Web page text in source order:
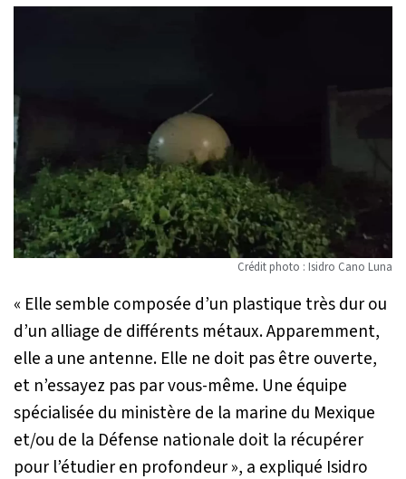
Crédit photo : Isidro Cano Luna
« Elle semble composée d’un plastique très dur ou
d’un alliage de différents métaux. Apparemment,
elle a une antenne. Elle ne doit pas être ouverte,
et n’essayez pas par vous-même. Une équipe
spécialisée du ministère de la marine du Mexique
et/ou de la Défense nationale doit la récupérer
pour l’étudier en profondeur », a expliqué Isidro